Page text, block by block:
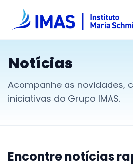
Notícias
Acompanhe as novidades,
iniciativas do Grupo IMAS.
Encontre notícias